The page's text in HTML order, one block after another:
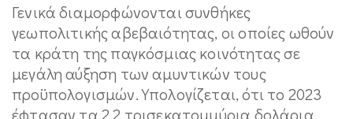
Γενικά διαμορφώνονται συνθήκες
γεωπολιτικής αβεβαιότητας, οι οποίες ωθούν
τα κράτη της παγκόσμιας κοινότητας σε
μεγάλη αύξηση των αμυντικών τους
προϋπολογισμών. Υπολογίζεται, ότι το 2023
έφτασαν τα 2,2 τρισεκατομμύρια δολάρια.